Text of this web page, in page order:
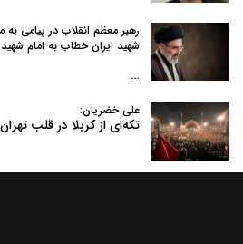
رهبر معظم انقلاب در پیامی
شهید ایران خطاب به امام
…
علی خضریان:
تکه‌ای از کربلا در قلب تهران